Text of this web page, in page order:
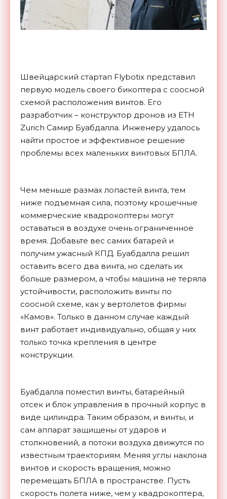
Швейцарский стартап Flybotix представил
первую модель своего бикоптера с соосной
схемой расположения винтов. Его
разработчик – конструктор дронов из ETH
Zurich Самир Буабдалла. Инженеру удалось
найти простое и эффективное решение
проблемы всех маленьких винтовых БПЛА.
Чем меньше размах лопастей винта, тем
ниже подъемная сила, поэтому крошечные
коммерческие квадрокоптеры могут
оставаться в воздухе очень ограниченное
время. Добавьте вес самих батарей и
получим ужасный КПД. Буабдалла решил
оставить всего два винта, но сделать их
больше размером, а чтобы машина не теряла
устойчивости, расположить винты по
соосной схеме, как у вертолетов фирмы
«Камов». Только в данном случае каждый
винт работает индивидуально, общая у них
только точка крепления в центре
конструкции.
Буабдалла поместил винты, батарейный
отсек и блок управления в прочный корпус в
виде цилиндра. Таким образом, и винты, и
сам аппарат защищены от ударов и
столкновений, а потоки воздуха движутся по
известным траекториям. Меняя углы наклона
винтов и скорость вращения, можно
перемещать БПЛА в пространстве. Пусть
скорость полета ниже, чем у квадрокоптера,